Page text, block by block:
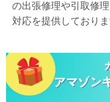
の出張修理や引取修
対応を提供しておりま